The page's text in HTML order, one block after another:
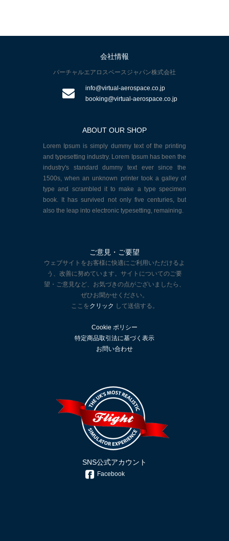
会社情報
バーチャルエアロスペースジャパン株式会社
info@virtual-aerospace.co.jp
booking@virtual-aerospace.co.jp
ABOUT OUR SHOP
Lorem Ipsum is simply dummy text of the printing
and typesetting industry. Lorem Ipsum has been the
industry's standard dummy text ever since the
1500s, when an unknown printer took a galley of
type and scrambled it to make a type specimen
book. It has survived not only five centuries, but
also the leap into electronic typesetting, remaining.
ご意見・ご要望
ウェブサイトをお客様に快適にご利用いただけるよ
う、改善に努めています。サイトについてのご要
望・ご意見など、お気づきの点がございましたら、
ぜひお聞かせください。
ここをクリック して送信する。
Cookie ポリシー
特定商品取引法に基づく表示
お問い合わせ
SNS公式アカウント
Facebook